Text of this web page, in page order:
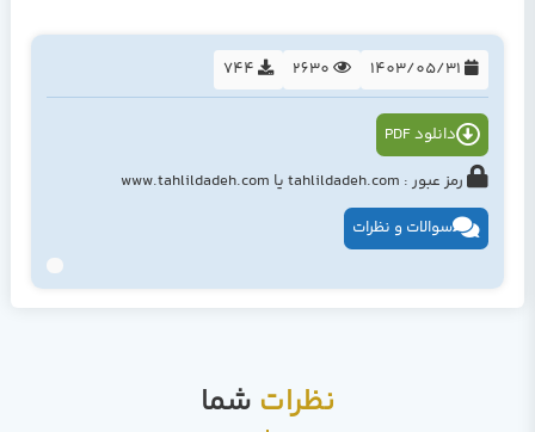
744
دانلود PDF
رمز عبور : tahlildadeh.com یا www.tahlildadeh.com
سوالات و نظرات
نظرات شما